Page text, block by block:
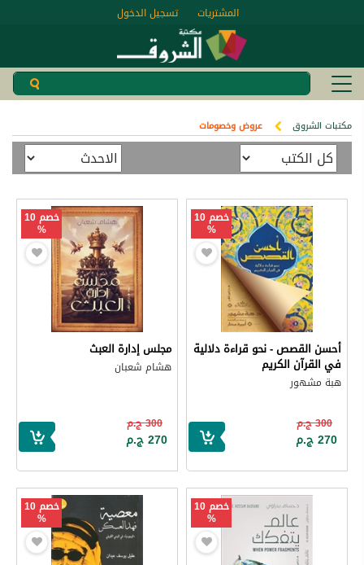
تسجيل الدخول المشتريات
مكتبات الشروق عروض وخصومات
خصم 10
%
أحسن القصص - نحو قراءة دلالية
في القرآن الكريم
هبة مشهور
300 ج.م
270 ج.م
خصم 10
%
مجلس إدارة العبث
هشام شعبان
300 ج.م
270 ج.م
خصم 10
%
خصم 10
%